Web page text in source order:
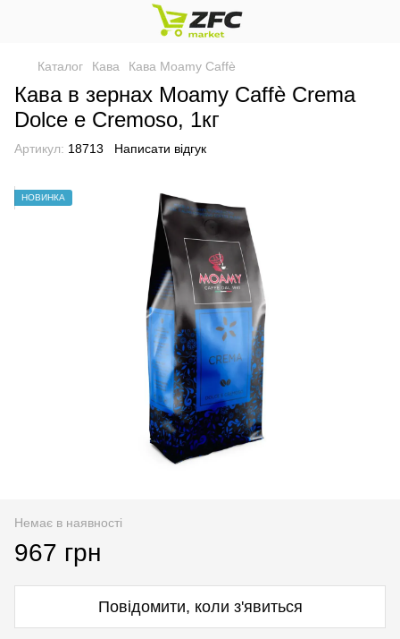
Каталог Кава Кава Moamy Caffè
Кава в зернах Moamy Caffè Crema
Dolce e Cremoso, 1кг
Артикул: 18713 Написати відгук
НОВИНКА
Немає в наявності
967 грн
Повідомити, коли з'явиться